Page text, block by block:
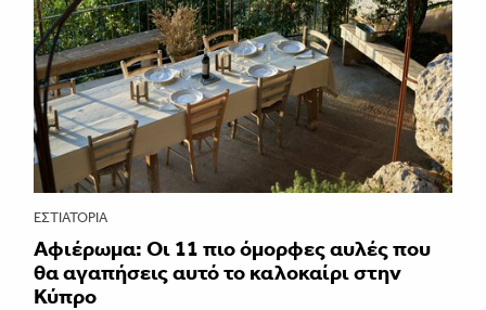
ΕΣΤΙΑΤΌΡΙΑ
Αφιέρωμα: Οι 11 πιο όμορφες αυλές που
θα αγαπήσεις αυτό το καλοκαίρι στην
Κύπρο